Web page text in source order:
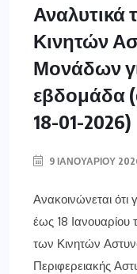
Αναλυτικά
Κινητών
Μονάδων
εβδομάδα
18-01-2026)
9 ΙΑΝΟΥΑΡΊΟΥ
Ανακοινώνεται
έως 18 Ιανουαρίου
των Κινητών
Περιφερειακής